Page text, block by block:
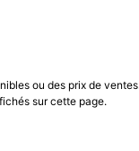
Gauthier C by
ou des prix de
sur cette page.